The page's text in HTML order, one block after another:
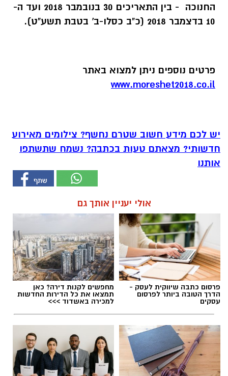
החנוכה - בין התאריכים 30 בנובמבר 2018 ועד ה-
10 בדצמבר 2018
(כ"ב כסלו-ב' בטבת תשע"ט).
פרטים נוספים ניתן למצוא באתר
www.moreshet2018.co.il
יש לכם מידע חשוב שטרם נחשף? צילומים מאירוע
חדשותי? מצאתם טעות בכתבה? נשמח שתשתפו
אותנו
אולי יעניין אותך גם
פרסום כתבה שיווקית לעסק -
הדרך הטובה ביותר לפרסום
עסקים
מחפשים לקנות דירה? כאן
תמצאו את כל הדירות החדשות
למכירה באשדוד >>>